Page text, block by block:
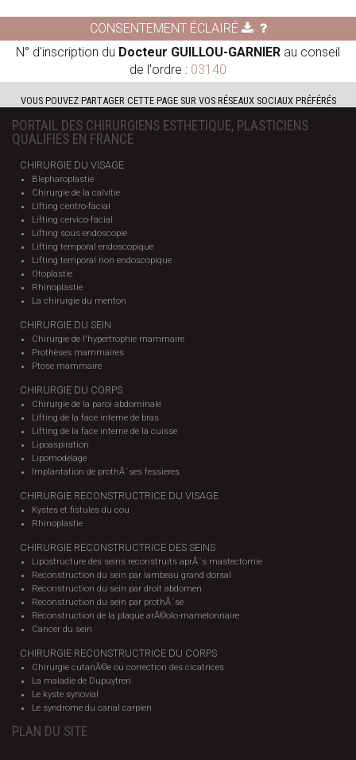
CONSENTEMENT ÉCLAIRÉ
N° d'inscription du Docteur GUILLOU-GARNIER au conseil
de l'ordre : 03140
VOUS POUVEZ PARTAGER CETTE PAGE SUR VOS RÉSEAUX SOCIAUX PRÉFÉRÉS
PORTAIL DES CHIRURGIENS ESTHETIQUE, PLASTICIENS
QUALIFIES EN FRANCE
CHIRURGIE DU VISAGE
Blepharoplastie
Chirurgie de la calvitie
Lifting centro-facial
Lifting cervico-facial
Lifting sous endoscopie
Lifting temporal endoscopique
Lifting temporal non endoscopique
Otoplastie
Rhinoplastie
La chirurgie du menton
CHIRURGIE DU SEIN
Chirurgie de l'hypertrophie mammaire
Prothèses mammaires
Ptose mammaire
CHIRURGIE DU CORPS
Chirurgie de la paroi abdominale
Lifting de la face interne de bras
Lifting de la face interne de la cuisse
Lipoaspiration
Lipomodelage
Implantation de prothÃ¨ses fessieres
CHIRURGIE RECONSTRUCTRICE DU VISAGE
Kystes et fistules du cou
Rhinoplastie
CHIRURGIE RECONSTRUCTRICE DES SEINS
Lipostructure des seins reconstruits aprÃ¨s mastectomie
Reconstruction du sein par lambeau grand dorsal
Reconstruction du sein par droit abdomen
Reconstruction du sein par prothÃ¨se
Reconstruction de la plaque arÃ©olo-mamelonnaire
Cancer du sein
CHIRURGIE RECONSTRUCTRICE DU CORPS
Chirurgie cutanÃ©e ou correction des cicatrices
La maladie de Dupuytren
Le kyste synovial
Le syndrome du canal carpien
PLAN DU SITE